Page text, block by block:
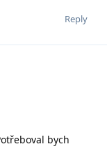
Reply
bych